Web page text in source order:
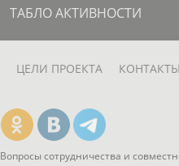
ТАБЛО АКТИВНОСТИ
ЦЕЛИ ПРОЕКТА КОНТАКТЫ
Вопросы сотрудничества и